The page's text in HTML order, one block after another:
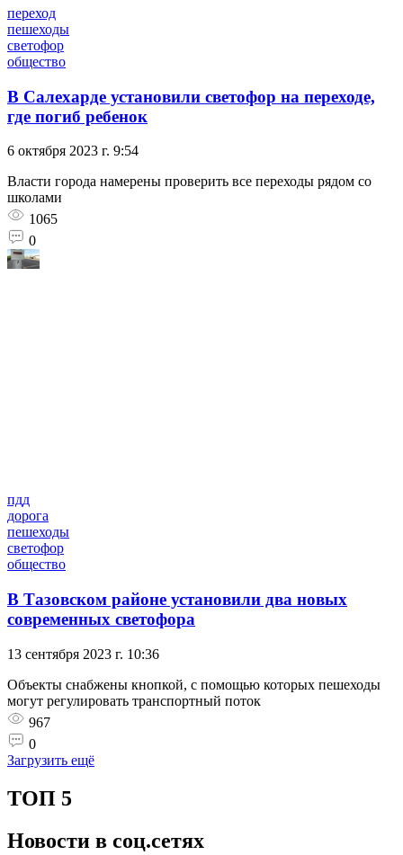
переход
пешеходы
светофор
общество
В Салехарде установили светофор на переходе,
где погиб ребенок
6 октября 2023 г. 9:54
Власти города намерены проверить все переходы рядом со
школами
1065
0
пдд
дорога
пешеходы
светофор
общество
В Тазовском районе установили два новых
современных светофора
13 сентября 2023 г. 10:36
Объекты снабжены кнопкой, с помощью которых пешеходы
могут регулировать транспортный поток
967
0
Загрузить ещё
ТОП 5
Новости в соц.сетях